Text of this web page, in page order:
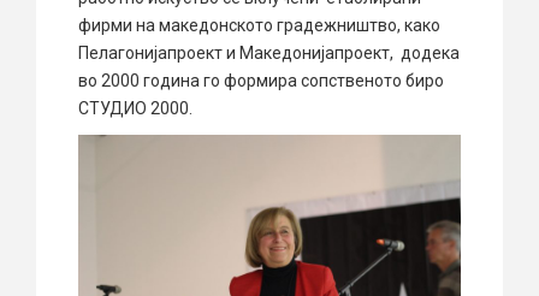
фирми на македонското градежништво, како
Пелагонијапроект и Македонијапроект, додека
во 2000 година го формира сопственото биро
СТУДИО 2000.